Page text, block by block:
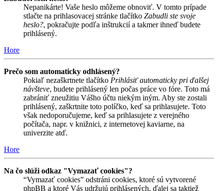
Nepanikárte! Vaše heslo môžeme obnoviť. V tomto prípade
stlačte na prihlasovacej stránke tlačítko Zabudli ste svoje
heslo?, pokračujte podľa inštrukcií a takmer ihneď budete
prihlásený.
Hore
Prečo som automaticky odhlásený?
Pokiaľ nezaškrtnete tlačítko Prihlásiť automaticky pri ďalšej
návšteve, budete prihlásený len počas práce vo fóre. Toto má
zabrániť zneužitiu Vášho účtu niekým iným. Aby ste zostali
prihlásený, zaškrtnite toto políčko, keď sa prihlasujete. Toto
však nedoporučujeme, keď sa prihlasujete z verejného
počítača, napr. v knižnici, z internetovej kaviarne, na
univerzite atď.
Hore
Na čo slúži odkaz "Vymazať cookies"?
“Vymazať cookies” odstráni cookies, ktoré sú vytvorené
phpBB a ktoré Vás udržujú prihlásených, ďalej sa taktiež